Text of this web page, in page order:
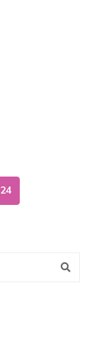
24